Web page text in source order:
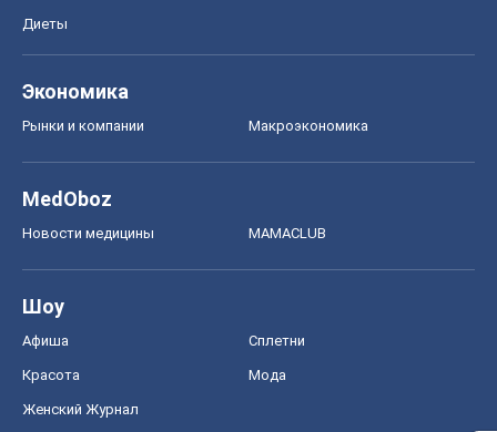
Диеты
Экономика
Рынки и компании Mакроэкономика
MedOboz
Новости медицины MAMACLUB
Шоу
Афиша Сплетни
Красота Мода
Женский Журнал